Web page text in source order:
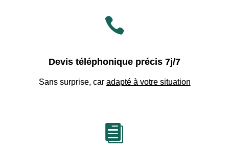

Devis téléphonique précis 7j/7
Sans surprise, car adapté à votre situation
